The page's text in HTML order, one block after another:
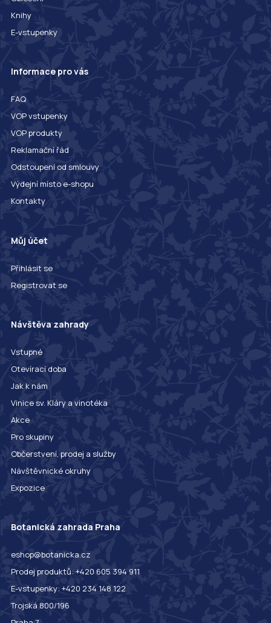
Knihy
E-vstupenky
Informace pro vás
FAQ
VOP vstupenky
VOP produkty
Reklamační řád
Odstoupení od smlouvy
Výdejní místo e-shopu
Kontakty
Můj účet
Přihlásit se
Registrovat se
Návštěva zahrady
Vstupné
Otevírací doba
Jak k nám
Vinice sv. Kláry a vinotéka
Akce
Pro skupiny
Občerstvení, prodej a služby
Návštěvnické okruhy
Expozice
Botanická zahrada Praha
eshop@botanicka.cz
Prodej produktů: +420 605 394 911
E-vstupenky: +420 234 148 122
Trojská 800/196